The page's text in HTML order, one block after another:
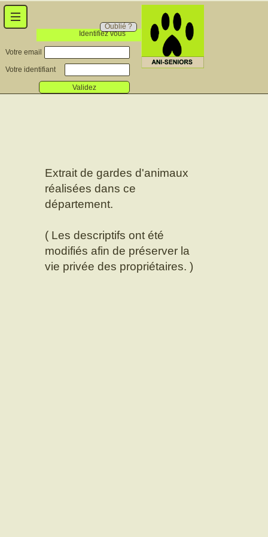
Identifiez vous
Oublié ?
Votre email
Votre identifiant
Validez
Extrait de gardes d'animaux
réalisées dans ce
département.
( Les descriptifs ont été
modifiés afin de préserver la
vie privée des propriétaires. )